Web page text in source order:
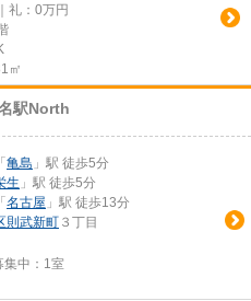
礼：0万円
㎡
駅North
「 亀島 」駅 徒歩5分
生 」駅 徒歩5分
「 名古屋 」駅 徒歩13分
則武新町 ３丁目
中： 1室